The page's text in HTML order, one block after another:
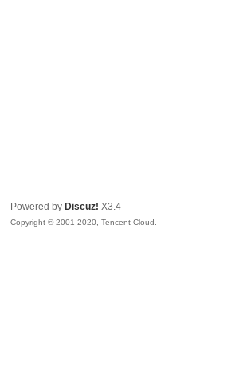
Powered by Discuz! X3.4
Copyright © 2001-2020, Tencent Cloud.